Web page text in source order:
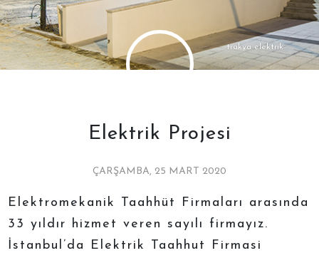
trakya elektrik
Elektrik Projesi
ÇARŞAMBA, 25 MART 2020
Elektromekanik Taahhüt Firmaları arasında
33 yıldır hizmet veren sayılı firmayız.
İstanbul’da Elektrik Taahhut Firmasi